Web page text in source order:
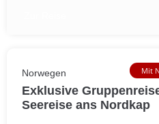
Norwegen Mit
Exklusive
Seereise ans Nordkap